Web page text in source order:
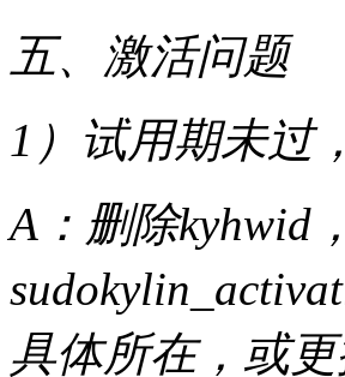
五、激活问题
1）试用期未过
A：删除kyhwid
具体所在，或